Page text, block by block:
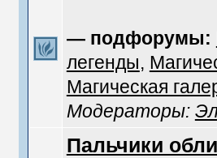
— подфорумы:
легенды,
Магическая
Модераторы:
Пальчики